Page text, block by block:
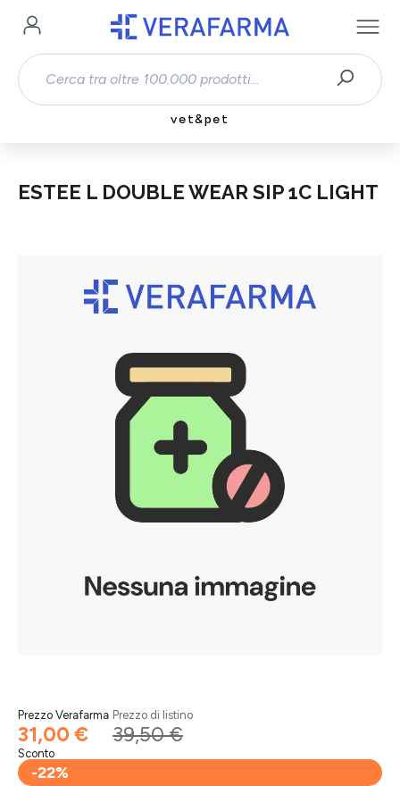
Passa al contenuto principale
vet&pet
ESTEE L DOUBLE WEAR SIP 1C LIGHT
Prezzo Verafarma
31,00 €
Prezzo di listino
39,50 €
Sconto
-22%